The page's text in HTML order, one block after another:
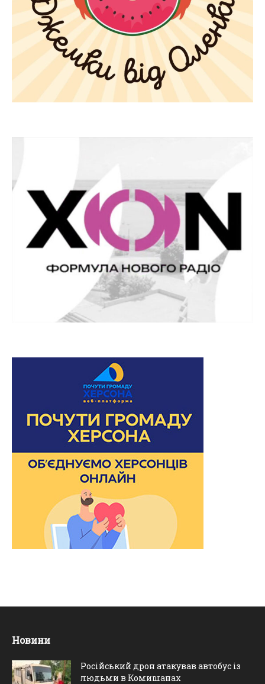
Новини
Російський дрон атакував автобус із
людьми в Комишанах